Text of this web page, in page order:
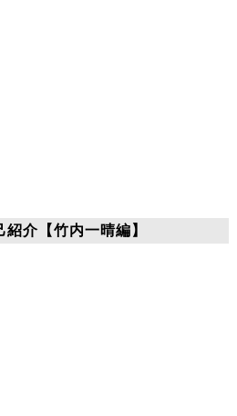
介【竹内一晴編】